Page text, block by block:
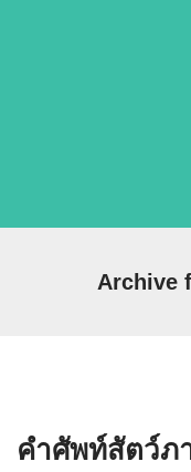
Archive
คำศัพท์สัตว์ภ